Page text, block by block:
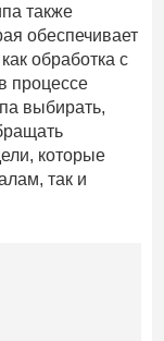
также
обеспечивает
обработка с
процессе
выбирать,
которые
так и